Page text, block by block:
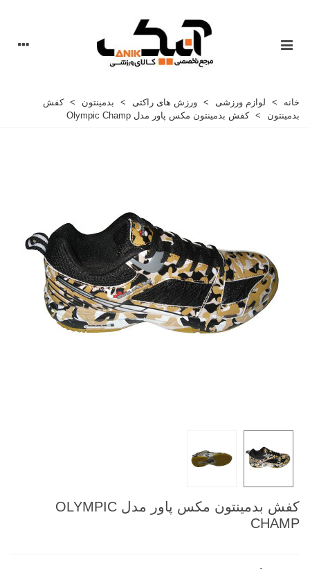
خانه > لوازم ورزشی > ورزش های راکتی > بدمینتون > کفش
بدمینتون
> کفش بدمینتون مکس پاور مدل Olympic Champ
کفش بدمینتون مکس پاور مدل OLYMPIC
CHAMP